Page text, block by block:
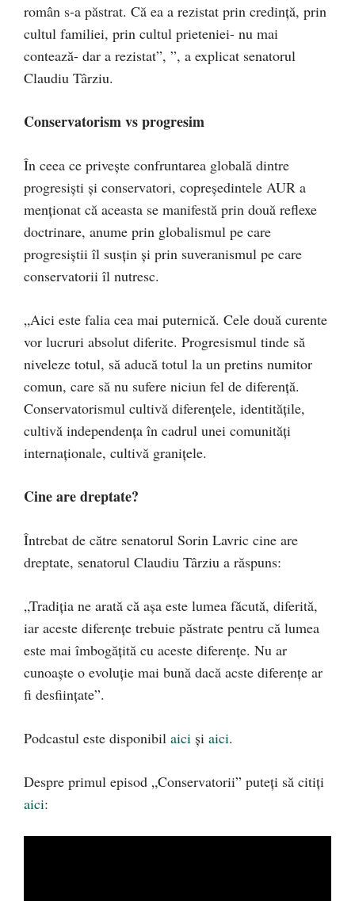
român s-a păstrat. Că ea a rezistat prin credință, prin
cultul familiei, prin cultul prieteniei- nu mai
contează- dar a rezistat”, ”, a explicat senatorul
Claudiu Târziu.
Conservatorism vs progresim
În ceea ce privește confruntarea globală dintre
progresiști și conservatori, copreședintele AUR a
menționat că aceasta se manifestă prin două reflexe
doctrinare, anume prin globalismul pe care
progresiștii îl susțin și prin suveranismul pe care
conservatorii îl nutresc.
„Aici este falia cea mai puternică. Cele două curente
vor lucruri absolut diferite. Progresismul tinde să
niveleze totul, să aducă totul la un pretins numitor
comun, care să nu sufere niciun fel de diferență.
Conservatorismul cultivă diferențele, identitățile,
cultivă independența în cadrul unei comunități
internaționale, cultivă granițele.
Cine are dreptate?
Întrebat de către senatorul Sorin Lavric cine are
dreptate, senatorul Claudiu Târziu a răspuns:
„Tradiția ne arată că așa este lumea făcută, diferită,
iar aceste diferențe trebuie păstrate pentru că lumea
este mai îmbogățită cu aceste diferențe. Nu ar
cunoaște o evoluție mai bună dacă acste diferențe ar
fi desființate”.
Podcastul este disponibil aici și aici.
Despre primul episod „Conservatorii” puteți să citiți
aici: